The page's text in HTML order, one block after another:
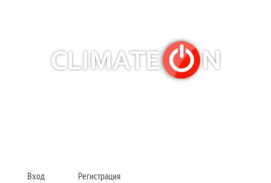
Вход Регистрация